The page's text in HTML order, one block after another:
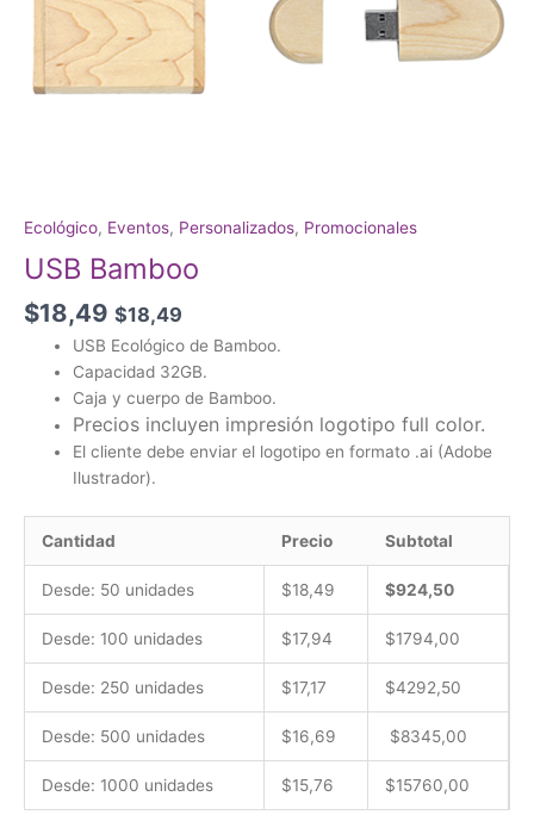
Ecológico, Eventos, Personalizados, Promocionales
USB Bamboo
$18,49 $18,49
USB Ecológico de Bamboo.
Capacidad 32GB.
Caja y cuerpo de Bamboo.
Precios incluyen impresión logotipo full color.
El cliente debe enviar el logotipo en formato .ai (Adobe
Ilustrador).
Cantidad Precio Subtotal
Desde: 50 unidades $18,49 $924,50
Desde: 100 unidades $17,94 $1794,00
Desde: 250 unidades $17,17 $4292,50
Desde: 500 unidades $16,69 $8345,00
Desde: 1000 unidades $15,76 $15760,00